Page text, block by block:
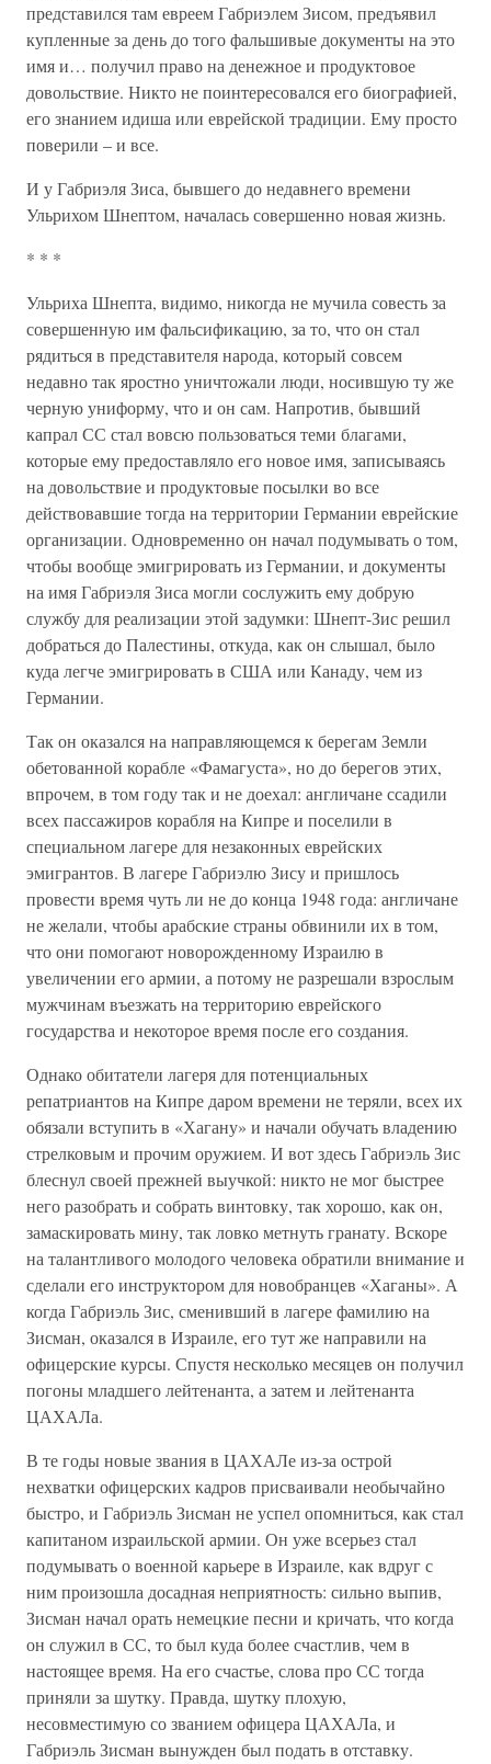
представился там евреем Габриэлем Зисом, предъявил
купленные за день до того фальшивые документы на это
имя и… получил право на денежное и продуктовое
довольствие. Никто не поинтересовался его биографией,
его знанием идиша или еврейской традиции. Ему просто
поверили – и все.
И у Габриэля Зиса, бывшего до недавнего времени
Ульрихом Шнептом, началась совершенно новая жизнь.
* * *
Ульриха Шнепта, видимо, никогда не мучила совесть за
совершенную им фальсификацию, за то, что он стал
рядиться в представителя народа, который совсем
недавно так яростно уничтожали люди, носившую ту же
черную униформу, что и он сам. Напротив, бывший
капрал СС стал вовсю пользоваться теми благами,
которые ему предоставляло его новое имя, записываясь
на довольствие и продуктовые посылки во все
действовавшие тогда на территории Германии еврейские
организации. Одновременно он начал подумывать о том,
чтобы вообще эмигрировать из Германии, и документы
на имя Габриэля Зиса могли сослужить ему добрую
службу для реализации этой задумки: Шнепт-Зис решил
добраться до Палестины, откуда, как он слышал, было
куда легче эмигрировать в США или Канаду, чем из
Германии.
Так он оказался на направляющемся к берегам Земли
обетованной корабле «Фамагуста», но до берегов этих,
впрочем, в том году так и не доехал: англичане ссадили
всех пассажиров корабля на Кипре и поселили в
специальном лагере для незаконных еврейских
эмигрантов. В лагере Габриэлю Зису и пришлось
провести время чуть ли не до конца 1948 года: англичане
не желали, чтобы арабские страны обвинили их в том,
что они помогают новорожденному Израилю в
увеличении его армии, а потому не разрешали взрослым
мужчинам въезжать на территорию еврейского
государства и некоторое время после его создания.
Однако обитатели лагеря для потенциальных
репатриантов на Кипре даром времени не теряли, всех их
обязали вступить в «Хагану» и начали обучать владению
стрелковым и прочим оружием. И вот здесь Габриэль Зис
блеснул своей прежней выучкой: никто не мог быстрее
него разобрать и собрать винтовку, так хорошо, как он,
замаскировать мину, так ловко метнуть гранату. Вскоре
на талантливого молодого человека обратили внимание и
сделали его инструктором для новобранцев «Хаганы». А
когда Габриэль Зис, сменивший в лагере фамилию на
Зисман, оказался в Израиле, его тут же направили на
офицерские курсы. Спустя несколько месяцев он получил
погоны младшего лейтенанта, а затем и лейтенанта
ЦАХАЛа.
В те годы новые звания в ЦАХАЛе из-за острой
нехватки офицерских кадров присваивали необычайно
быстро, и Габриэль Зисман не успел опомниться, как стал
капитаном израильской армии. Он уже всерьез стал
подумывать о военной карьере в Израиле, как вдруг с
ним произошла досадная неприятность: сильно выпив,
Зисман начал орать немецкие песни и кричать, что когда
он служил в СС, то был куда более счастлив, чем в
настоящее время. На его счастье, слова про СС тогда
приняли за шутку. Правда, шутку плохую,
несовместимую со званием офицера ЦАХАЛа, и
Габриэль Зисман вынужден был подать в отставку.